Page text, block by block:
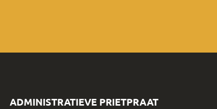
ADMINISTRATIEVE PRIETPRAAT